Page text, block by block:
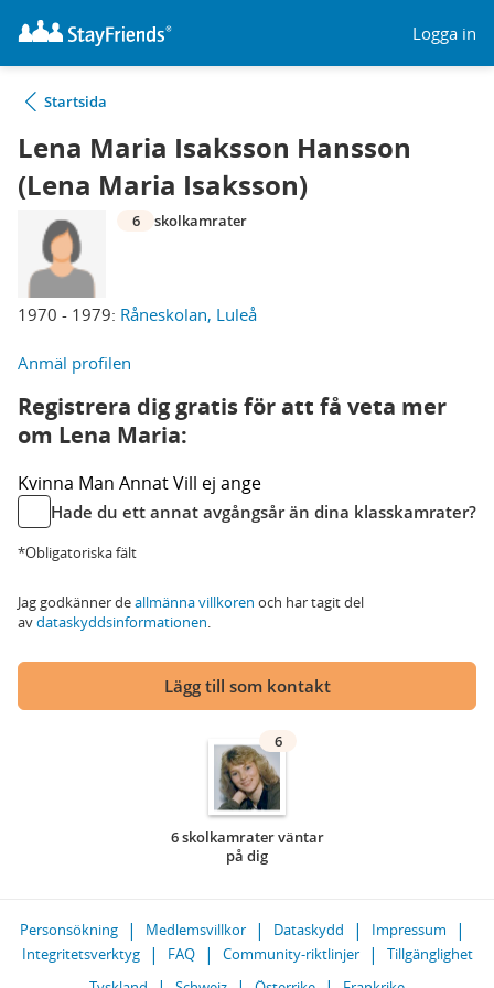
Logga in
Startsida
Lena Maria Isaksson Hansson
(Lena Maria Isaksson)
1970 - 1979: Råneskolan, Luleå
6 skolkamrater
Anmäl profilen
Registrera dig gratis för att få veta mer
om Lena Maria:
Kvinna Man AnnatVill ej ange
Hade du ett annat avgångsår än dina klasskamrater?
*Obligatoriska fält
Jag godkänner deallmänna villkoren och har tagit del
avdataskyddsinformationen.
Lägg till som kontakt
6
6 skolkamrater väntar
på dig
Personsökning Medlemsvillkor Dataskydd
Impressum
Integritetsverktyg
FAQ Community-riktlinjer
Tillgänglighet